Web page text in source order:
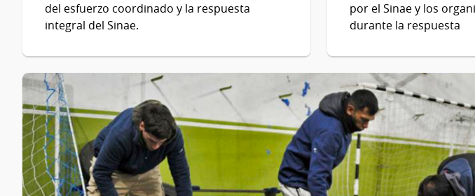
del esfuerzo coordinado y la respuesta
integral del Sinae.
por el Sinae y los
durante la respuesta